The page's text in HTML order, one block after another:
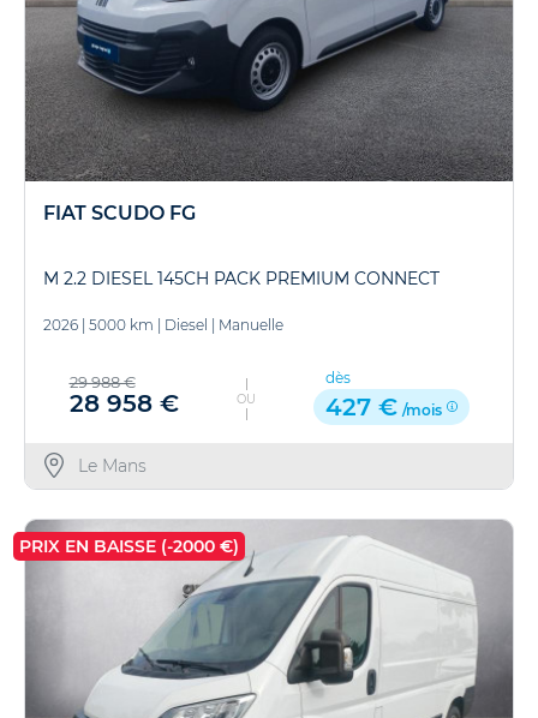
FIAT SCUDO FG
M 2.2 DIESEL 145CH PACK PREMIUM CONNECT
2026 5000 km Diesel Manuelle
29 988 €
28 958 € OU
dès
427 € /mois
Le Mans
PRIX EN BAISSE (-2000 €)